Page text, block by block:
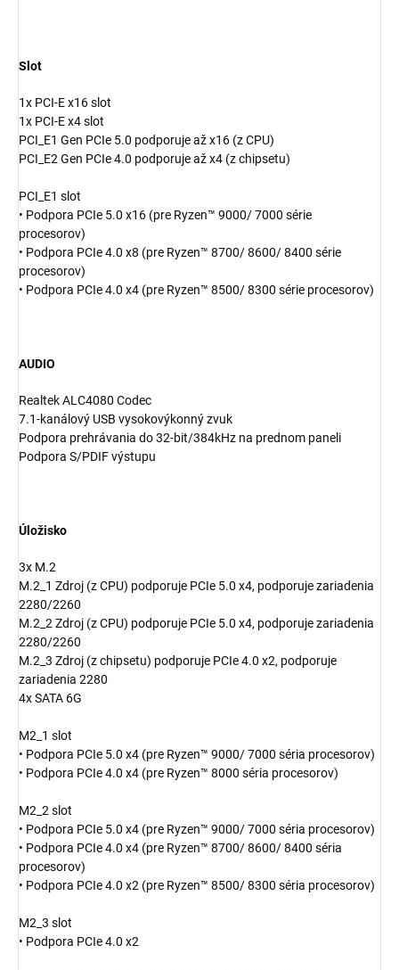
Slot
1x PCI-E x16 slot
1x PCI-E x4 slot
PCI_E1 Gen PCIe 5.0 podporuje až x16 (z CPU)
PCI_E2 Gen PCIe 4.0 podporuje až x4 (z chipsetu)
PCI_E1 slot
• Podpora PCIe 5.0 x16 (pre Ryzen™ 9000/ 7000 série
procesorov)
• Podpora PCIe 4.0 x8 (pre Ryzen™ 8700/ 8600/ 8400 série
procesorov)
• Podpora PCIe 4.0 x4 (pre Ryzen™ 8500/ 8300 série procesorov)
AUDIO
Realtek ALC4080 Codec
7.1-kanálový USB vysokovýkonný zvuk
Podpora prehrávania do 32-bit/384kHz na prednom paneli
Podpora S/PDIF výstupu
Úložisko
3x M.2
M.2_1 Zdroj (z CPU) podporuje PCIe 5.0 x4, podporuje zariadenia
2280/2260
M.2_2 Zdroj (z CPU) podporuje PCIe 5.0 x4, podporuje zariadenia
2280/2260
M.2_3 Zdroj (z chipsetu) podporuje PCIe 4.0 x2, podporuje
zariadenia 2280
4x SATA 6G
M2_1 slot
• Podpora PCIe 5.0 x4 (pre Ryzen™ 9000/ 7000 séria procesorov)
• Podpora PCIe 4.0 x4 (pre Ryzen™ 8000 séria procesorov)
M2_2 slot
• Podpora PCIe 5.0 x4 (pre Ryzen™ 9000/ 7000 séria procesorov)
• Podpora PCIe 4.0 x4 (pre Ryzen™ 8700/ 8600/ 8400 séria
procesorov)
• Podpora PCIe 4.0 x2 (pre Ryzen™ 8500/ 8300 séria procesorov)
M2_3 slot
• Podpora PCIe 4.0 x2